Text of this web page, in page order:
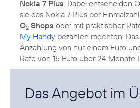
Nokia 7 Plus . Dabei entscheiden O
sie das Nokia 7 Plus per
O2 Shops oder mit praktischer
My Handy bezahlen möchten:
Anzahlung von nur einem Euro
Rate von 15 Euro über 24 Monate
Das Angebot im